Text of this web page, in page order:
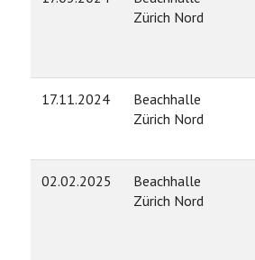
Zürich Nord
17.11.2024
Beachhalle
Zürich Nord
02.02.2025
Beachhalle
Zürich Nord